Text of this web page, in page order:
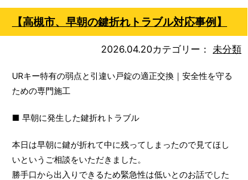
【高槻市、早朝の鍵折れトラブル対応事例】
2026.04.20カテゴリー： 未分類
URキー特有の弱点と引違い戸錠の適正交換｜安全性を守る
ための専門施工
■ 早朝に発生した鍵折れトラブル
本日は早朝に鍵が折れて中に残ってしまったので見てほし
いというご相談をいただきました。
勝手口から出入りできるため緊急性は低いとのお話でした